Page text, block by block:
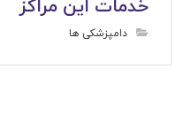
خدمات این مراکز
دامپزشکی ها